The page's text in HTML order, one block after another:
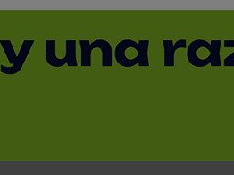
separar